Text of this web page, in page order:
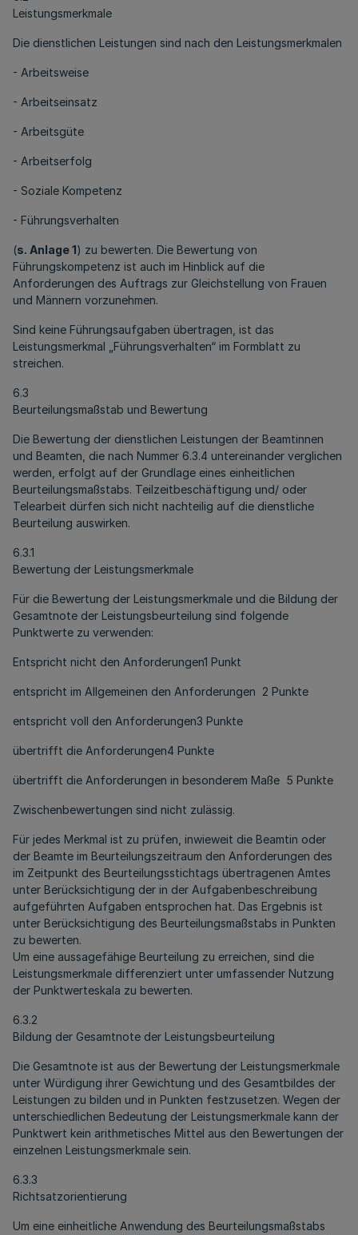
Leistungsmerkmale
Die dienstlichen Leistungen sind nach den Leistungsmerkmalen
- Arbeitsweise
- Arbeitseinsatz
- Arbeitsgüte
- Arbeitserfolg
- Soziale Kompetenz
- Führungsverhalten
(s. Anlage 1) zu bewerten. Die Bewertung von
Führungskompetenz ist auch im Hinblick auf die
Anforderungen des Auftrags zur Gleichstellung von Frauen
und Männern vorzunehmen.
Sind keine Führungsaufgaben übertragen, ist das
Leistungsmerkmal „Führungsverhalten“ im Formblatt zu
streichen.
6.3
Beurteilungsmaßstab und Bewertung
Die Bewertung der dienstlichen Leistungen der Beamtinnen
und Beamten, die nach Nummer 6.3.4 untereinander verglichen
werden, erfolgt auf der Grundlage eines einheitlichen
Beurteilungsmaßstabs. Teilzeitbeschäftigung und/ oder
Telearbeit dürfen sich nicht nachteilig auf die dienstliche
Beurteilung auswirken.
6.3.1
Bewertung der Leistungsmerkmale
Für die Bewertung der Leistungsmerkmale und die Bildung der
Gesamtnote der Leistungsbeurteilung sind folgende
Punktwerte zu verwenden:
Entspricht nicht den Anforderungen1 Punkt
entspricht im Allgemeinen den Anforderungen 2 Punkte
entspricht voll den Anforderungen3 Punkte
übertrifft die Anforderungen4 Punkte
übertrifft die Anforderungen in besonderem Maße 5 Punkte
Zwischenbewertungen sind nicht zulässig.
Für jedes Merkmal ist zu prüfen, inwieweit die Beamtin oder
der Beamte im Beurteilungszeitraum den Anforderungen des
im Zeitpunkt des Beurteilungsstichtags übertragenen Amtes
unter Berücksichtigung der in der Aufgabenbeschreibung
aufgeführten Aufgaben entsprochen hat. Das Ergebnis ist
unter Berücksichtigung des Beurteilungsmaßstabs in Punkten
zu bewerten.
Um eine aussagefähige Beurteilung zu erreichen, sind die
Leistungsmerkmale differenziert unter umfassender Nutzung
der Punktwerteskala zu bewerten.
6.3.2
Bildung der Gesamtnote der Leistungsbeurteilung
Die Gesamtnote ist aus der Bewertung der Leistungsmerkmale
unter Würdigung ihrer Gewichtung und des Gesamtbildes der
Leistungen zu bilden und in Punkten festzusetzen. Wegen der
unterschiedlichen Bedeutung der Leistungsmerkmale kann der
Punktwert kein arithmetisches Mittel aus den Bewertungen der
einzelnen Leistungsmerkmale sein.
6.3.3
Richtsatzorientierung
Um eine einheitliche Anwendung des Beurteilungsmaßstabs